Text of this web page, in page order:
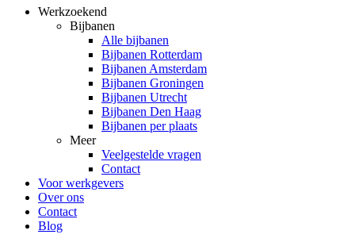
Werkzoekend
Bijbanen
Alle bijbanen
Bijbanen Rotterdam
Bijbanen Amsterdam
Bijbanen Groningen
Bijbanen Utrecht
Bijbanen Den Haag
Bijbanen per plaats
Meer
Veelgestelde vragen
Contact
Voor werkgevers
Over ons
Contact
Blog